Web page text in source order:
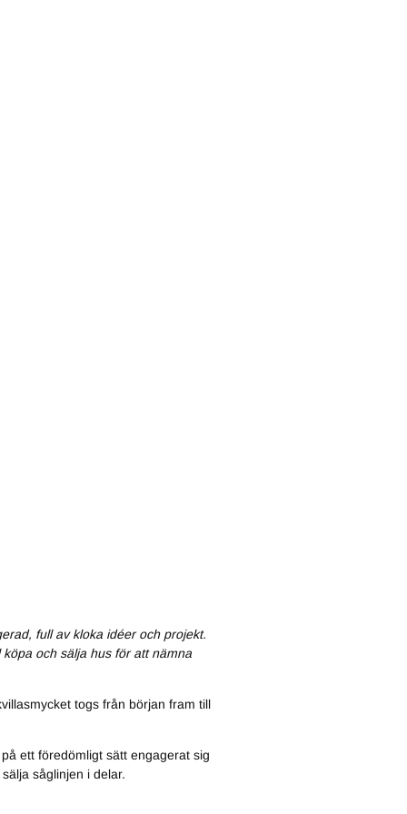
full av kloka idéer och projekt.
och sälja hus för att nämna
togs från början fram till
ett föredömligt sätt engagerat sig
såglinjen i delar.